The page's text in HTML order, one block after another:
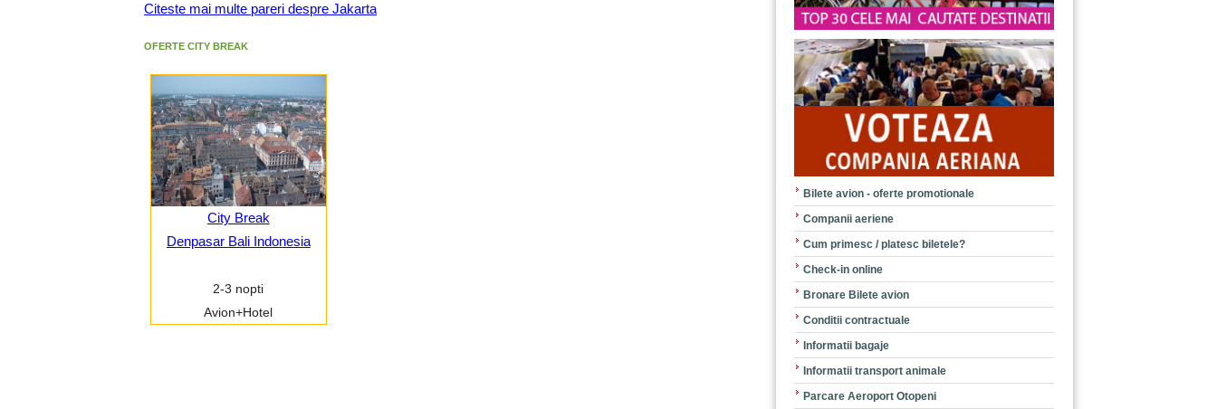
Citeste mai multe pareri despre Jakarta
OFERTE CITY BREAK
City Break
Denpasar Bali Indonesia
2-3 nopti
Avion+Hotel
Bilete avion - oferte promotionale
Companii aeriene
Cum primesc / platesc biletele?
Check-in online
Bronare Bilete avion
Conditii contractuale
Informatii bagaje
Informatii transport animale
Parcare Aeroport Otopeni